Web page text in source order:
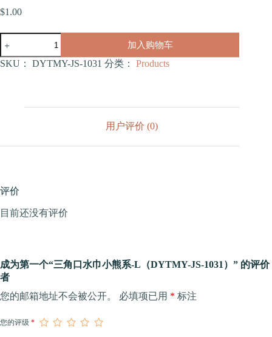
$1.00
角
口
加入购物车
SKU： DYTMY-JS-1031 分类： Products
用户评价 (0)
评价
目前还没有评价
成为第一个“三角口水巾小熊系-L（DYTMY-JS-1031）” 的评价
者
您的邮箱地址不会被公开。
必填项已用 * 标注
您的评级 *